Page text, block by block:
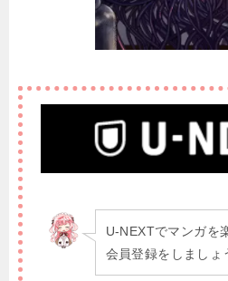
U-NEXTでマンガを
会員登録をしましょ